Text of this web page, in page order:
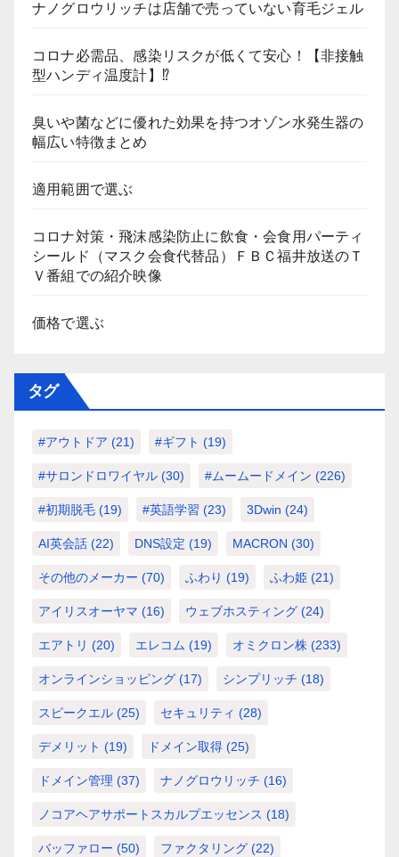
ナノグロウリッチは店舗で売っていない育毛ジェル
コロナ必需品、感染リスクが低くて安心！【非接触
型ハンディ温度計】⁉
臭いや菌などに優れた効果を持つオゾン水発生器の
幅広い特徴まとめ
適用範囲で選ぶ
コロナ対策・飛沫感染防止に飲食・会食用パーティ
シールド（マスク会食代替品）ＦＢＣ福井放送のＴ
Ｖ番組での紹介映像
価格で選ぶ
タグ
#アウトドア (21) #ギフト (19)
#サロンドロワイヤル (30) #ムームードメイン (226)
#初期脱毛 (19) #英語学習 (23) 3Dwin (24)
AI英会話 (22) DNS設定 (19) MACRON (30)
その他のメーカー (70) ふわり (19) ふわ姫 (21)
アイリスオーヤマ (16) ウェブホスティング (24)
エアトリ (20) エレコム (19) オミクロン株 (233)
オンラインショッピング (17) シンプリッチ (18)
スピークエル (25) セキュリティ (28)
デメリット (19) ドメイン取得 (25)
ドメイン管理 (37) ナノグロウリッチ (16)
ノコアヘアサポートスカルプエッセンス (18)
バッファロー (50) ファクタリング (22)